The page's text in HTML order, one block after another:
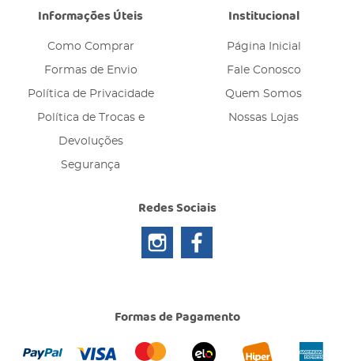
Informações Úteis
Como Comprar
Formas de Envio
Política de Privacidade
Política de Trocas e
Devoluções
Segurança
Institucional
Página Inicial
Fale Conosco
Quem Somos
Nossas Lojas
Redes Sociais
Formas de Pagamento